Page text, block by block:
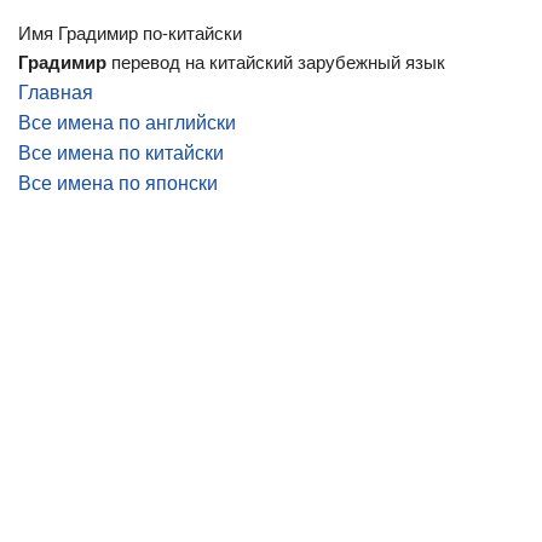
Имя Градимир по-китайски
Градимир перевод на китайский зарубежный язык
Главная
Все имена по английски
Все имена по китайски
Все имена по японски